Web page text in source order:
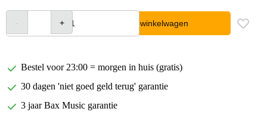
In winkelwagen
Bestel voor 23:00 = morgen in huis (gratis)
30 dagen 'niet goed geld terug' garantie
3 jaar Bax Music garantie